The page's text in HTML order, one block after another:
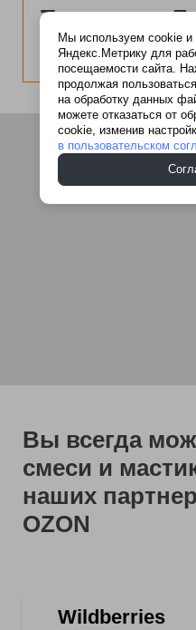
Терракот в
области на
Вы всегда
смеси и
наших
OZON
Wildberries
Мы используем cookie и
Яндекс.Метрику для
посещаемости сайта.
продолжая
на обработку данных
можете отказаться от
cookie, изменив
в пользовательском